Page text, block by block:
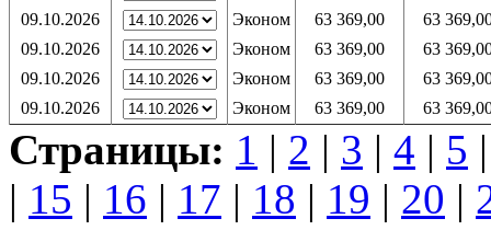
09.10.2026
Эконом 63 369,00
63
09.10.2026
Эконом 63 369,00
63
09.10.2026
Эконом 63 369,00
63
09.10.2026
Эконом 63 369,00 63
Страницы: 1 | 2 | 3 | 4 | 5
| 15 | 16 | 17 | 18 | 19 | 20 |